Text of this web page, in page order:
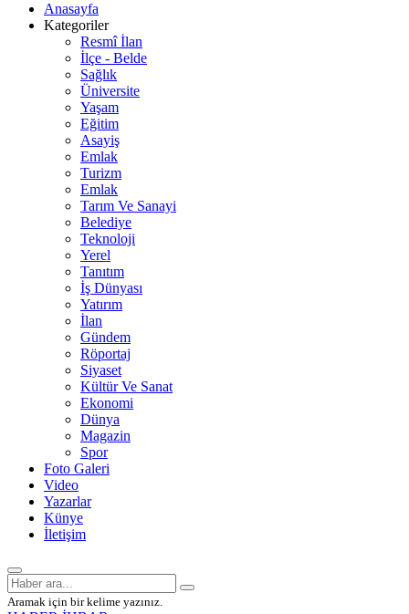
Anasayfa
Kategoriler
Resmî İlan
İlçe - Belde
Sağlık
Üniversite
Yaşam
Eğitim
Asayiş
Emlak
Turizm
Emlak
Tarım Ve Sanayi
Belediye
Teknoloji
Yerel
Tanıtım
İş Dünyası
Yatırım
İlan
Gündem
Röportaj
Siyaset
Kültür Ve Sanat
Ekonomi
Dünya
Magazin
Spor
Foto Galeri
Video
Yazarlar
Künye
İletişim
Aramak için bir kelime yazınız.